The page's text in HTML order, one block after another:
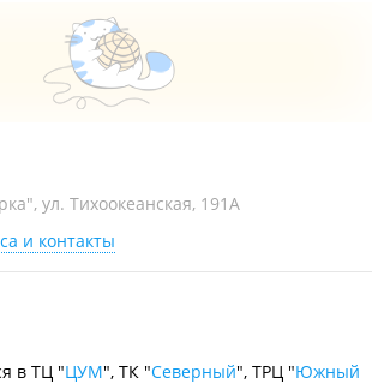
ул. Тихоокеанская, 191А
и контакты
в ТЦ "ЦУМ", ТК "Северный", ТРЦ "Южный